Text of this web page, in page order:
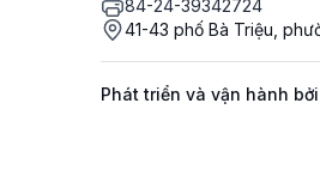
84-24-39342724
41-43 phố Bà Triệu,
Phát triển và vận hành